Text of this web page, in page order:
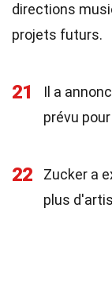
directions
projets futurs.
21
Il a
prévu
22
Zucker a
plus